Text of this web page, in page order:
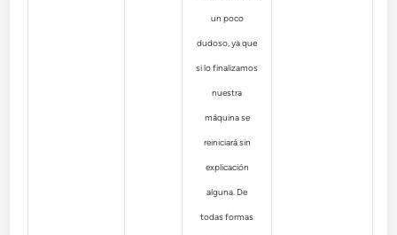
un poco
dudoso, ya que
si lo finalizamos
nuestra
máquina se
reiniciará sin
explicación
alguna. De
todas formas